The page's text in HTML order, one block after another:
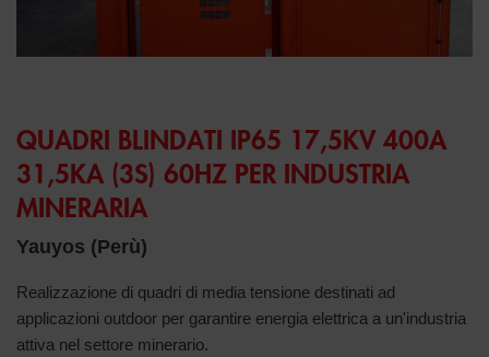
QUADRI BLINDATI IP65 17,5KV 400A
31,5KA (3S) 60HZ PER INDUSTRIA
MINERARIA
Yauyos (Perù)
Realizzazione di quadri di media tensione destinati ad
applicazioni outdoor per garantire energia elettrica a un'industria
attiva nel settore minerario.